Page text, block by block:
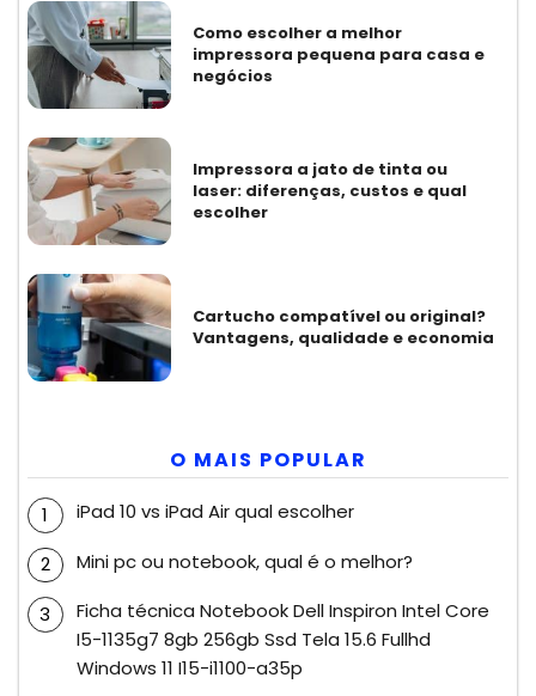
Como escolher a melhor
impressora pequena para casa e
negócios
Impressora a jato de tinta ou
laser: diferenças, custos e qual
escolher
Cartucho compatível ou original?
Vantagens, qualidade e economia
O MAIS POPULAR
iPad 10 vs iPad Air qual escolher
Mini pc ou notebook, qual é o melhor?
Ficha técnica Notebook Dell Inspiron Intel Core
I5-1135g7 8gb 256gb Ssd Tela 15.6 Fullhd
Windows 11 I15-i1100-a35p